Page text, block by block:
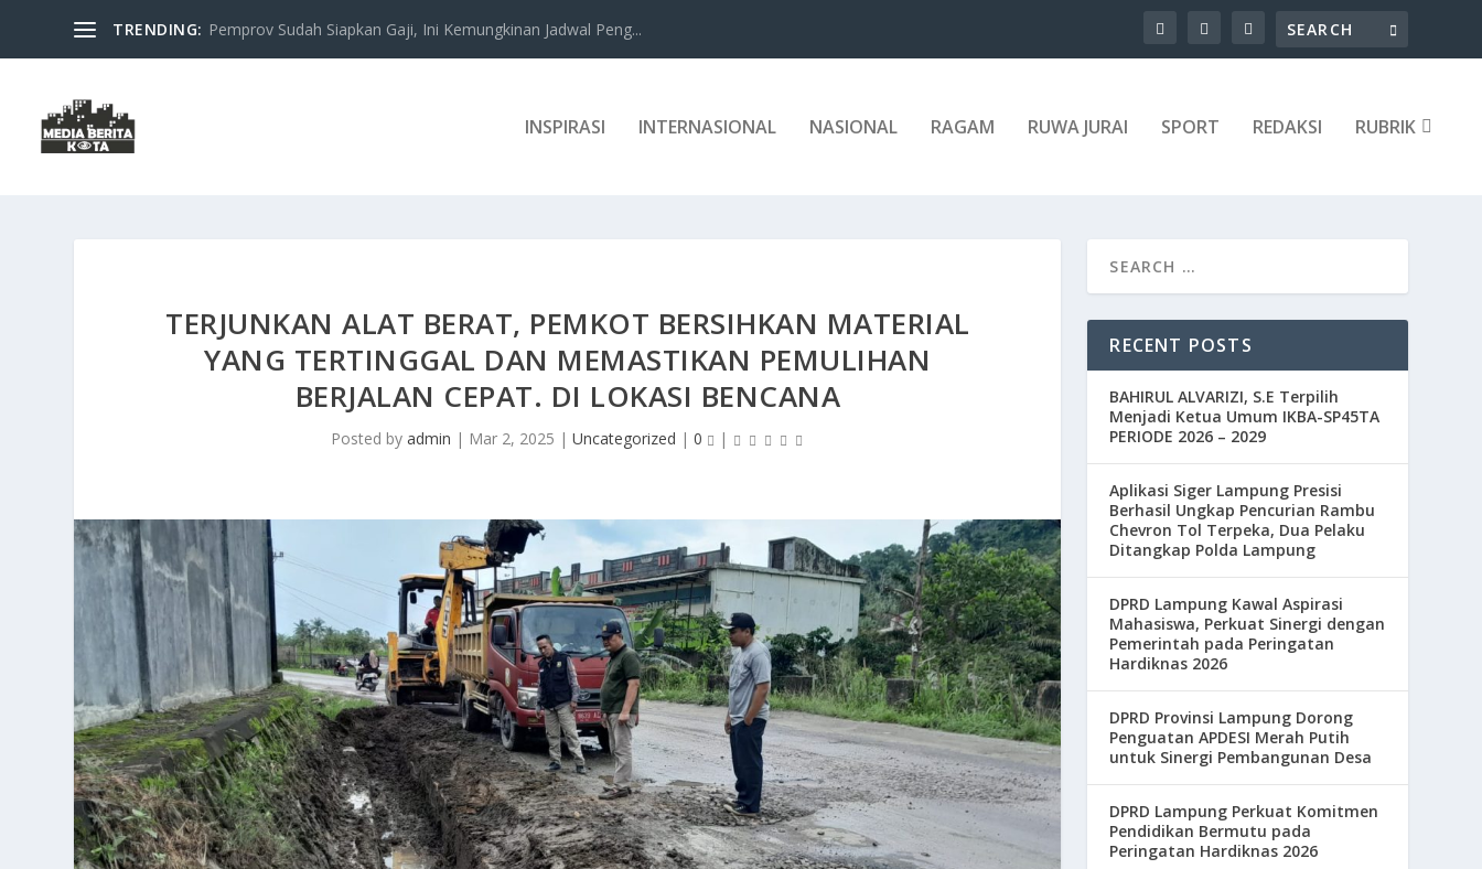
TRENDING: Pemprov Sudah Siapkan Gaji, Ini Kemungkinan Jadwal Peng...
INSPIRASI INTERNASIONAL NASIONAL RAGAM RUWA JURAI SPORT REDAKSI RUBRIK
TERJUNKAN ALAT BERAT, PEMKOT BERSIHKAN MATERIAL
YANG TERTINGGAL DAN MEMASTIKAN PEMULIHAN
BERJALAN CEPAT. DI LOKASI BENCANA
Posted by admin | Mar 2, 2025 | Uncategorized | 0 |
RECENT POSTS
BAHIRUL ALVARIZI, S.E Terpilih
Menjadi Ketua Umum IKBA-SP45TA
PERIODE 2026 – 2029
Aplikasi Siger Lampung Presisi
Berhasil Ungkap Pencurian Rambu
Chevron Tol Terpeka, Dua Pelaku
Ditangkap Polda Lampung
DPRD Lampung Kawal Aspirasi
Mahasiswa, Perkuat Sinergi dengan
Pemerintah pada Peringatan
Hardiknas 2026
DPRD Provinsi Lampung Dorong
Penguatan APDESI Merah Putih
untuk Sinergi Pembangunan Desa
DPRD Lampung Perkuat Komitmen
Pendidikan Bermutu pada
Peringatan Hardiknas 2026